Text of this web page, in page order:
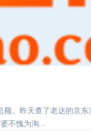
。昨天查了老达的京
不愧为淘…